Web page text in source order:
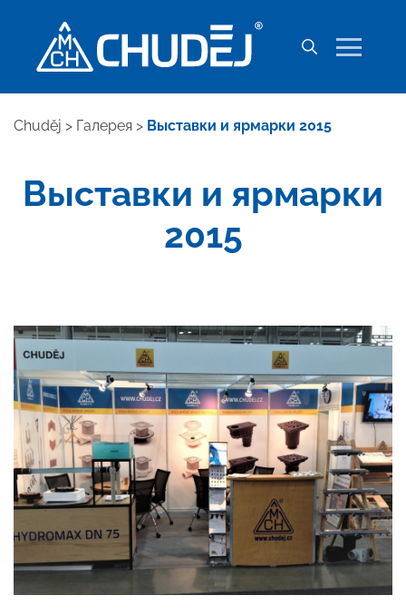
Chuděj > Галерея > Выставки и ярмарки 2015
Выставки и ярмарки
2015